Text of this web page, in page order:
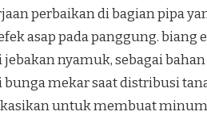
perbaikan di bagian pipa
asap pada panggung. biang
jebakan nyamuk, sebagai
mekar saat distribusi
untuk membuat